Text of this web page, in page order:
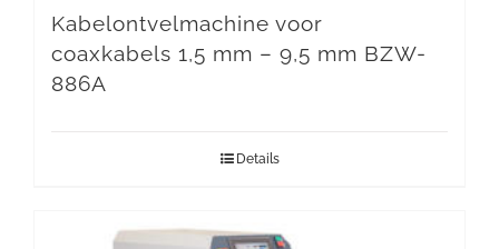
Kabelontvelmachine voor
coaxkabels 1,5 mm – 9,5 mm BZW-
886A
Details